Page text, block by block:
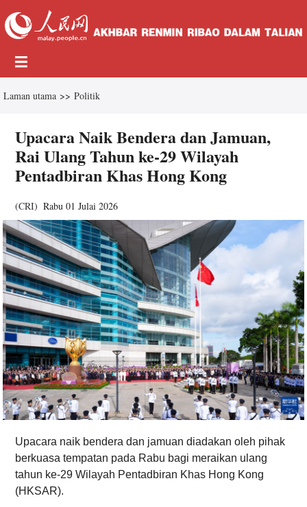
Laman utama >> Politik
Upacara Naik Bendera dan Jamuan,
Rai Ulang Tahun ke-29 Wilayah
Pentadbiran Khas Hong Kong
(CRI) Rabu 01 Julai 2026
Upacara naik bendera dan jamuan diadakan oleh pihak
berkuasa tempatan pada Rabu bagi meraikan ulang
tahun ke-29 Wilayah Pentadbiran Khas Hong Kong
(HKSAR).